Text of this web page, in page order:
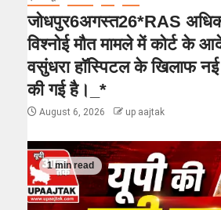
जोधपुर6अगस्त26*RAS
विश्नोई मौत मामले में कोर्ट के
वसुंधरा हॉस्पिटल के खिलाफ
की गई है।_*
August 6, 2026 up aajtak
1 min read